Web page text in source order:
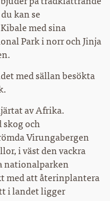
kan se
med sina
Park i norr och Jinja
med sällan besökta
av Afrika.
skog och
Virungabergen
i väst den vackra
nationalparken
med att återinplantera
i landet ligger